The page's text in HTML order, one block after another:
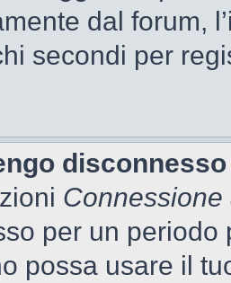
dal forum,
secondi per
per un
possa usare il